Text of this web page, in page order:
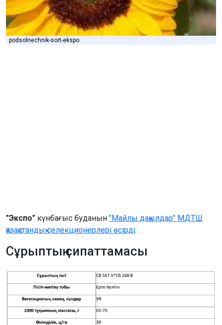
podsolnechnik-sort-ekspo
"Экспо" күнбағыс буданын "Майлы дақылдар" МДТШ
қазақстандық селекционерлері өсірді.
Сұрыптың сипаттамасы